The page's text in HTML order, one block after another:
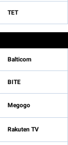
TET
Balticom
BITE
Megogo
Rakuten TV